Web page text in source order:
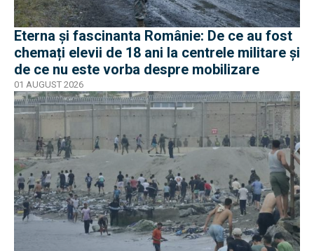
Eterna și fascinanta Românie: De ce au fost
chemați elevii de 18 ani la centrele militare și
de ce nu este vorba despre mobilizare
01 AUGUST 2026